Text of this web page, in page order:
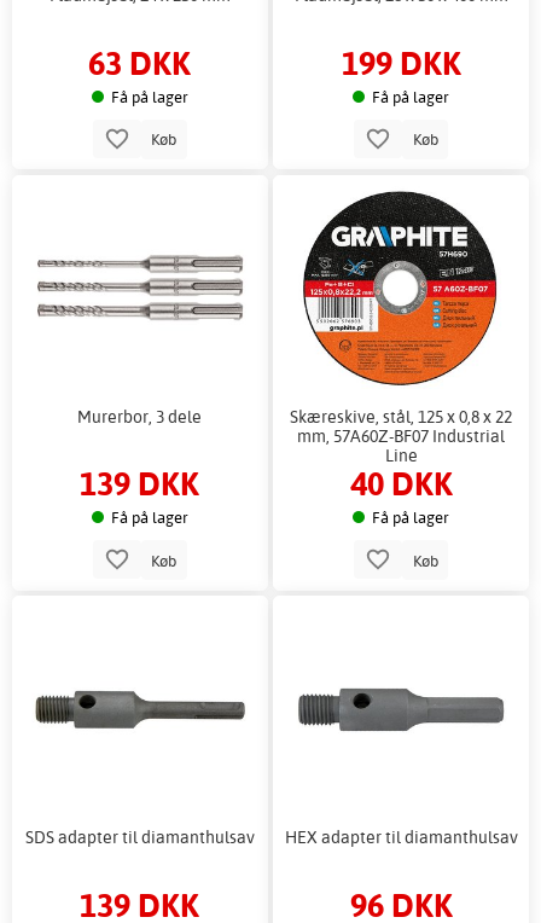
63 DKK
Få på lager
Køb
199 DKK
Få på lager
Køb
Murerbor, 3 dele
139 DKK
Få på lager
Køb
Skæreskive, stål, 125 x 0,8 x 22
mm, 57A60Z-BF07 Industrial
Line
40 DKK
Få på lager
Køb
SDS adapter til diamanthulsav
139 DKK
HEX adapter til diamanthulsav
96 DKK